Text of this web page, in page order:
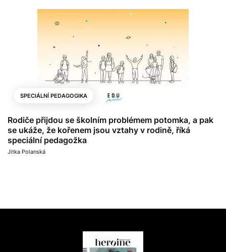
SPECIÁLNÍ PEDAGOGIKA
Rodiče přijdou se školním problémem potomka, a pak
se ukáže, že kořenem jsou vztahy v rodině, říká
speciální pedagožka
Jitka Polanská